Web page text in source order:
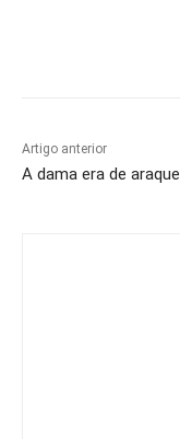
Artigo anterior
A dama era de araque